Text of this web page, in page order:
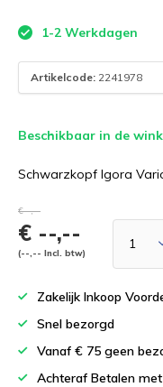
1-2 Werkdagen
Artikelcode: 2241978
Beschikbaar in de
Schwarzkopf Igora
€--,--
€ --,--
(--,-- Incl. btw)
Zakelijk Inkoop
Snel bezorgd
Vanaf € 75 geen
Achteraf Betalen